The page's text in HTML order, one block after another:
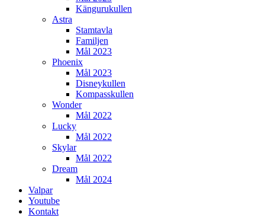
Kängurukullen
Astra
Stamtavla
Familjen
Mål 2023
Phoenix
Mål 2023
Disneykullen
Kompasskullen
Wonder
Mål 2022
Lucky
Mål 2022
Skylar
Mål 2022
Dream
Mål 2024
Valpar
Youtube
Kontakt